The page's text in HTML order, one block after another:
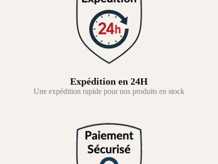
Expédition en 24H
Une expédition rapide pour nos produits en stock